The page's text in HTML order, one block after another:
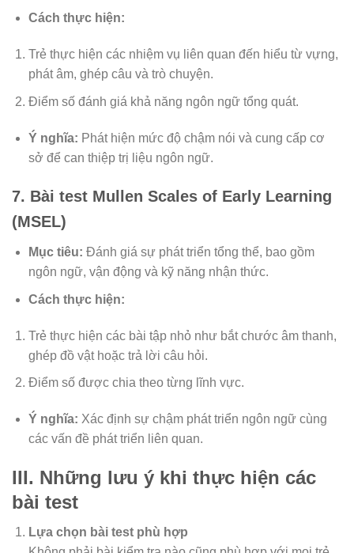
Cách thực hiện:
Trẻ thực hiện các nhiệm vụ liên quan đến hiểu từ vựng,
phát âm, ghép câu và trò chuyện.
Điểm số đánh giá khả năng ngôn ngữ tổng quát.
Ý nghĩa: Phát hiện mức độ chậm nói và cung cấp cơ
sở để can thiệp trị liệu ngôn ngữ.
7. Bài test Mullen Scales of Early Learning
(MSEL)
Mục tiêu: Đánh giá sự phát triển tổng thể, bao gồm
ngôn ngữ, vận động và kỹ năng nhận thức.
Cách thực hiện:
Trẻ thực hiện các bài tập nhỏ như bắt chước âm thanh,
ghép đồ vật hoặc trả lời câu hỏi.
Điểm số được chia theo từng lĩnh vực.
Ý nghĩa: Xác định sự chậm phát triển ngôn ngữ cùng
các vấn đề phát triển liên quan.
III. Những lưu ý khi thực hiện các
bài test
Lựa chọn bài test phù hợp